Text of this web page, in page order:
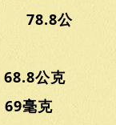
78.8公
公克
克